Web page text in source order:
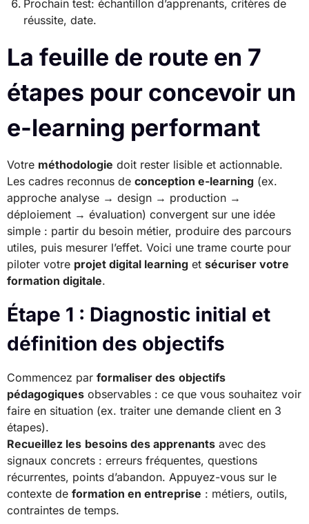
Prochain test: échantillon d’apprenants, critères de
réussite, date.
La feuille de route en 7
étapes pour concevoir un
e-learning performant
Votre méthodologie doit rester lisible et actionnable.
Les cadres reconnus de conception e-learning (ex.
approche analyse → design → production →
déploiement → évaluation) convergent sur une idée
simple : partir du besoin métier, produire des parcours
utiles, puis mesurer l’effet. Voici une trame courte pour
piloter votre projet digital learning et sécuriser votre
formation digitale.
Étape 1 : Diagnostic initial et
définition des objectifs
Commencez par formaliser des objectifs
pédagogiques observables : ce que vous souhaitez voir
faire en situation (ex. traiter une demande client en 3
étapes).
Recueillez les besoins des apprenants avec des
signaux concrets : erreurs fréquentes, questions
récurrentes, points d’abandon. Appuyez-vous sur le
contexte de formation en entreprise : métiers, outils,
contraintes de temps.